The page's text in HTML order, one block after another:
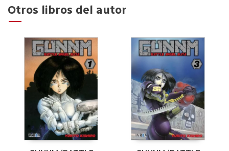
Otros libros del autor